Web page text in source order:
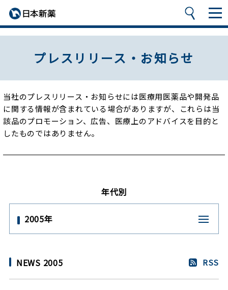
プレスリリース・お知らせ
当社のプレスリリース・お知らせには医療用医薬品や開発品
に関する情報が含まれている場合がありますが、
これらは当
該品のプロモーション、広告、医療上のアドバイスを目的と
したものではありません。
年代別
2005年
NEWS 2005 RSS